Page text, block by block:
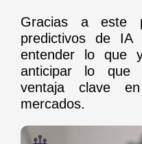
Gracias a este
predictivos de
entender lo que
anticipar lo que
ventaja clave
mercados.